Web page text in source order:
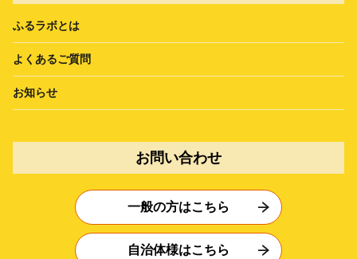
ふるラボとは
よくあるご質問
お知らせ
お問い合わせ
一般の方はこちら
自治体様はこちら